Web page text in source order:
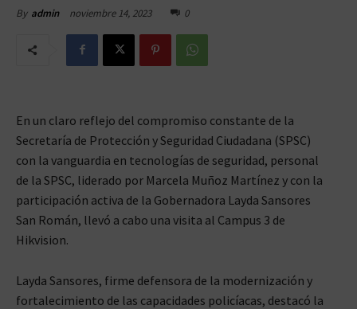
By admin noviembre 14, 2023 0
En un claro reflejo del compromiso constante de la
Secretaría de Protección y Seguridad Ciudadana (SPSC)
con la vanguardia en tecnologías de seguridad, personal
de la SPSC, liderado por Marcela Muñoz Martínez y con la
participación activa de la Gobernadora Layda Sansores
San Román, llevó a cabo una visita al Campus 3 de
Hikvision.
Layda Sansores, firme defensora de la modernización y
fortalecimiento de las capacidades policíacas, destacó la